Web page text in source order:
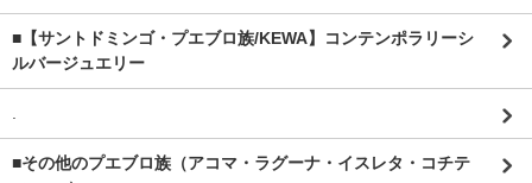
■【サントドミンゴ・プエブロ族/KEWA】コンテンポラリーシ
ルバージュエリー
■その他のプエブロ族（アコマ・ラグーナ・イスレタ・コチテ